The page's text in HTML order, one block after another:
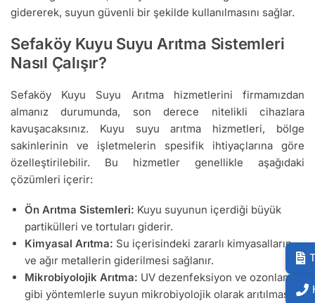
gidererek, suyun güvenli bir şekilde kullanılmasını sağlar.
Sefaköy Kuyu Suyu Arıtma Sistemleri
Nasıl Çalışır?
Sefaköy Kuyu Suyu Arıtma hizmetlerini firmamızdan
almanız durumunda, son derece nitelikli cihazlara
kavuşacaksınız. Kuyu suyu arıtma hizmetleri, bölge
sakinlerinin ve işletmelerin spesifik ihtiyaçlarına göre
özelleştirilebilir. Bu hizmetler genellikle aşağıdaki
çözümleri içerir:
Ön Arıtma Sistemleri: Kuyu suyunun içerdiği büyük
partikülleri ve tortuları giderir.
Kimyasal Arıtma: Su içerisindeki zararlı kimyasalların
ve ağır metallerin giderilmesi sağlanır.
Mikrobiyolojik Arıtma: UV dezenfeksiyon ve ozonlama
gibi yöntemlerle suyun mikrobiyolojik olarak arıtılması